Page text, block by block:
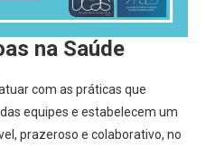
na Saúde
com as práticas que
equipes e estabelecem um
prazeroso e colaborativo, no